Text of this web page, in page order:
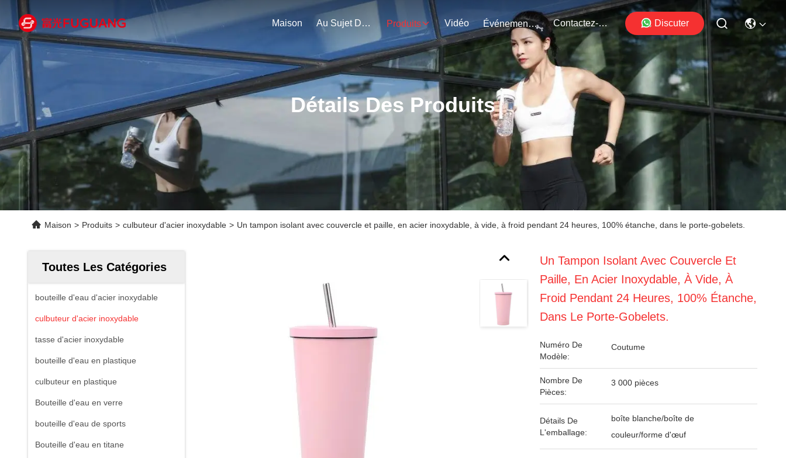
Maison Au Sujet De Nous Produits Vidéo Événements Contactez-Nous Discuter
Détails Des Produits
Maison > Produits > culbuteur d'acier inoxydable > Un tampon isolant avec couvercle et paille, en acier inoxydable, à vide, à froid pendant 24 heures, 100% étanche, dans le porte-gobelets.
Toutes Les Catégories
bouteille d'eau d'acier inoxydable
culbuteur d'acier inoxydable
tasse d'acier inoxydable
bouteille d'eau en plastique
culbuteur en plastique
Bouteille d'eau en verre
bouteille d'eau de sports
Bouteille d'eau en titane
Un Tampon Isolant Avec Couvercle Et
Paille, En Acier Inoxydable, À Vide, À
Froid Pendant 24 Heures, 100% Étanche,
Dans Le Porte-Gobelets.
Numéro De
Modèle:
Coutume
Nombre De
Pièces:
3 000 pièces
Détails De
L'emballage:
boîte blanche/boîte de
couleur/forme d'œuf